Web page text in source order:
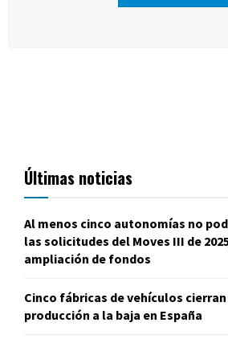
Últimas noticias
Al menos cinco autonomías no
las solicitudes del Moves III de
ampliación de fondos
Cinco fábricas de vehículos
producción a la baja en España